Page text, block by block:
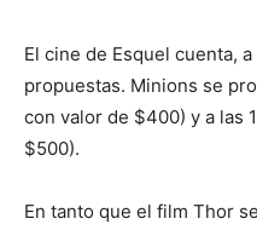
El cine de Esquel cuenta,
propuestas. Minions se
con valor de $400) y a las
$500).
En tanto que el film Thor